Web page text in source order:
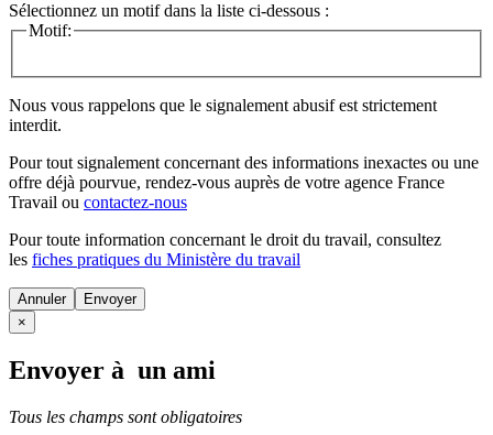
Sélectionnez un motif dans la liste ci-dessous :
Motif:
Nous vous rappelons que le signalement abusif est strictement
interdit.
Pour tout signalement concernant des informations inexactes ou une
offre déjà pourvue, rendez-vous auprès de votre agence France
Travail ou contactez-nous
Pour toute information concernant le droit du travail, consultez
les fiches pratiques du Ministère du travail
Annuler
×
Envoyer à un ami
Tous les champs sont obligatoires